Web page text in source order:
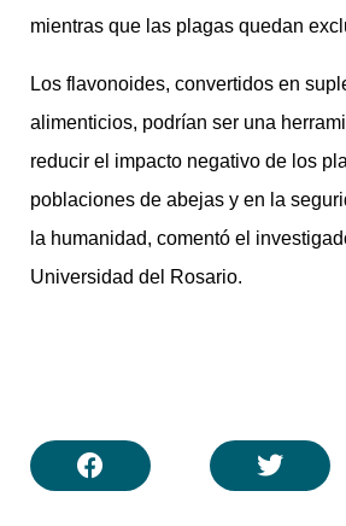
mientras que las plagas quedan
Los flavonoides, convertidos en
alimenticios, podrían ser una
reducir el impacto negativo de los
poblaciones de abejas y en la
la humanidad, comentó el
Universidad del Rosario.